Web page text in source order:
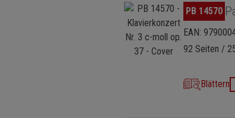
Bildergalerie überspringen
PB 14570
EAN:
92 Seiten /
Blättern